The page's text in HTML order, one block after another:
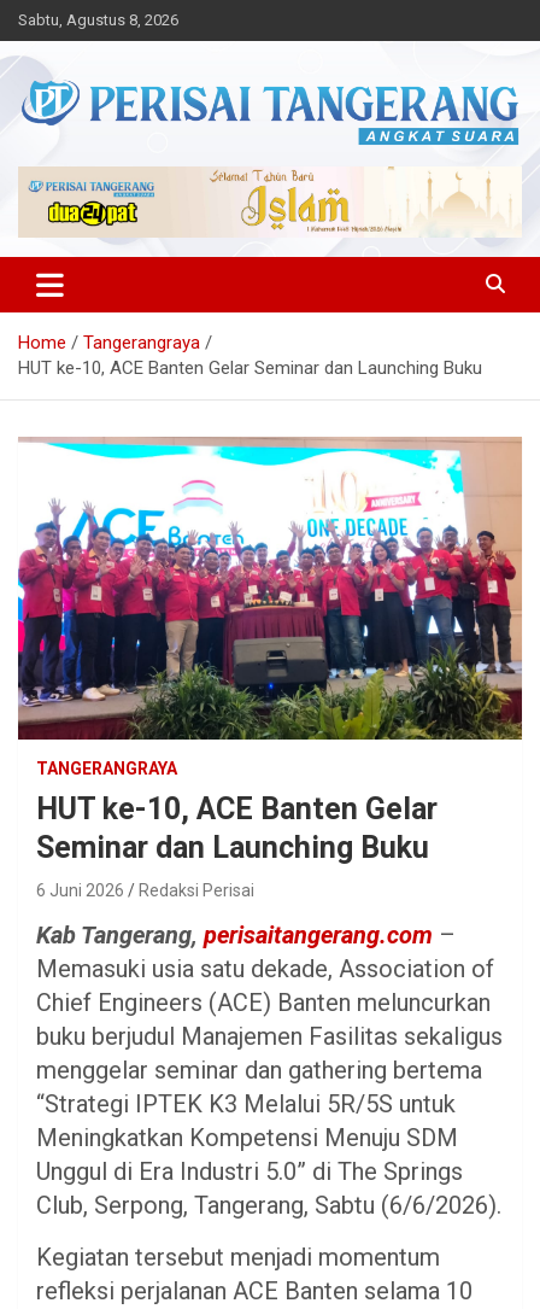
Skip
to
content
Sabtu, Agustus 8, 2026
Perisai Tangerang – Angkat
Suara
Home
Tangerangraya
HUT ke-10, ACE Banten Gelar Seminar dan Launching Buku
TANGERANGRAYA
HUT ke-10, ACE Banten Gelar
Seminar dan Launching Buku
6 Juni 2026 Redaksi Perisai
Kab Tangerang, perisaitangerang.com –
Memasuki usia satu dekade, Association of
Chief Engineers (ACE) Banten meluncurkan
buku berjudul Manajemen Fasilitas sekaligus
menggelar seminar dan gathering bertema
“Strategi IPTEK K3 Melalui 5R/5S untuk
Meningkatkan Kompetensi Menuju SDM
Unggul di Era Industri 5.0” di The Springs
Club, Serpong, Tangerang, Sabtu (6/6/2026).
Kegiatan tersebut menjadi momentum
refleksi perjalanan ACE Banten selama 10